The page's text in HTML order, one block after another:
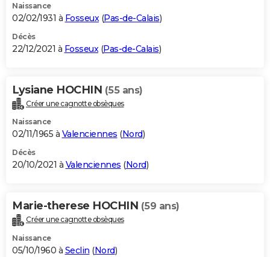
Naissance
02/02/1931 à Fosseux (Pas-de-Calais)
Décès
22/12/2021 à Fosseux (Pas-de-Calais)
Lysiane HOCHIN (55 ans)
Créer une cagnotte obsèques
Naissance
02/11/1965 à Valenciennes (Nord)
Décès
20/10/2021 à Valenciennes (Nord)
Marie-therese HOCHIN (59 ans)
Créer une cagnotte obsèques
Naissance
05/10/1960 à Seclin (Nord)